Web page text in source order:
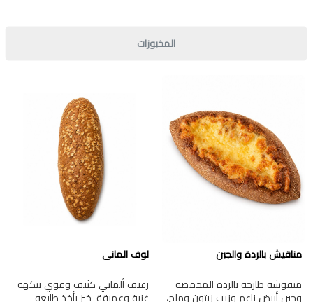
المخبوزات
مناقيش بالردة والجبن
منقوشه طازجة بالرده المحمصة
وجبن أبيض ناعم وزيت زيتون وملح،
لوف المانى
رغيف ألماني كثيف وقوي بنكهة
غنية وعميقة. خبز يأخذ طابعه